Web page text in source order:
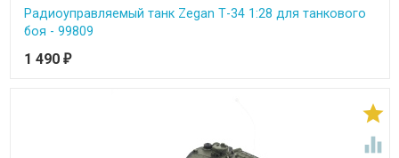
Радиоуправляемый танк Zegan Т-34 1:28 для танкового
боя - 99809
1 490 ₽

